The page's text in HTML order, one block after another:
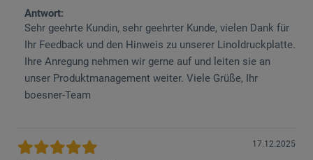
Antwort:
Sehr geehrte Kundin, sehr geehrter Kunde, vielen Dank für
Ihr Feedback und den Hinweis zu unserer Linoldruckplatte.
Ihre Anregung nehmen wir gerne auf und leiten sie an
unser Produktmanagement weiter. Viele Grüße, Ihr
boesner-Team
17.12.2025